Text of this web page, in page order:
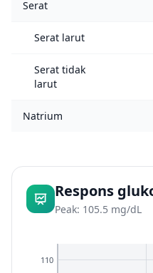
Serat
Serat larut
Serat tidak
larut
Natrium
Respons
Peak: 105.5 mg/dL
110